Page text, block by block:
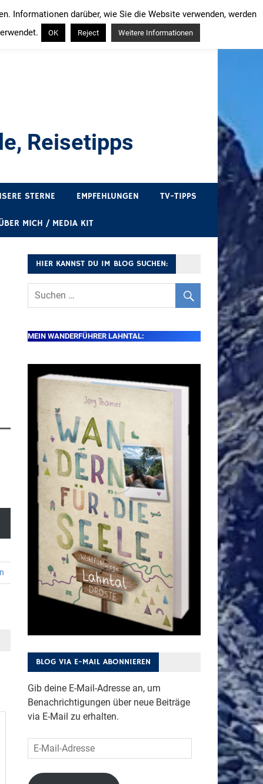
Reisetipps
STERNE EMPFEHLUNGEN TV-TIPPS
MICH / MEDIA KIT
HIER KANNST DU IM BLOG SUCHEN:
MEIN WANDERFÜHRER LAHNTAL:
BLOG VIA E-MAIL ABONNIEREN
Gib deine E-Mail-Adresse an, um
Benachrichtigungen über neue Beiträge
via E-Mail zu erhalten.
E-
Mail-
Adresse
Informationen darüber, wie Sie die Website verwenden, werden
OK Reject Weitere Informationen